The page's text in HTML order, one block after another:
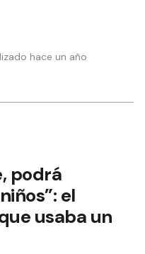
hace un año
podrá
el
usaba un